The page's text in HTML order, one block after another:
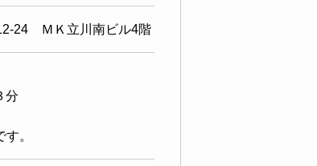
24 ＭＫ立川南ビル4階
分
。